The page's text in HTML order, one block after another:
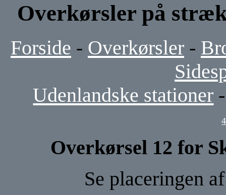
Overkørsler på
Forside - Overkørsler -
Udenlandske stationer
4
Overkørsel 12 for
Se placeringen